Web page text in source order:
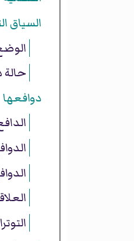
السياق
حالة
دوافعها